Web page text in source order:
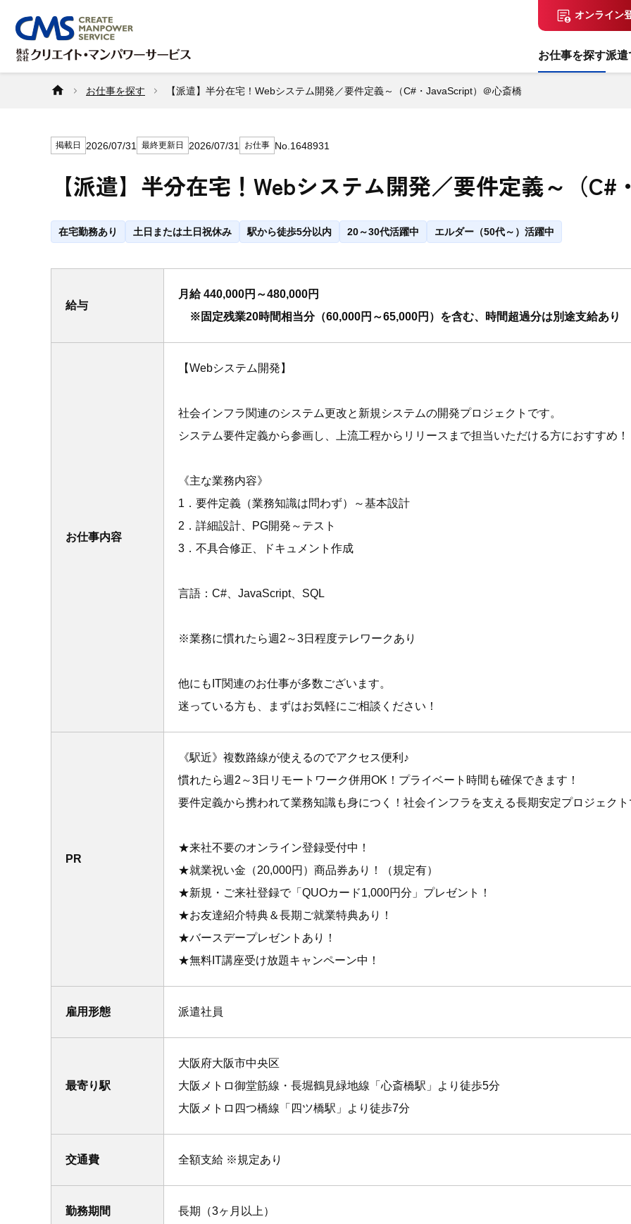
オンライン
お仕事を探す派遣
お仕事を探す 【派遣】半分在宅！Webシステム開発／要件定義～（C#・JavaScript）＠心斎橋
掲載日 2026/07/31 最終更新日 2026/07/31 お仕事 No.1648931
【派遣】半分在宅！Webシステム開発／要件定義～（
在宅勤務あり 土日または土日祝休み 駅から徒歩5分以内 20～30代活躍中 エルダー（50代～）活躍中
給与
月給 440,000円～480,000円
※固定残業20時間相当分（60,000円～65,000円）を含む、時間超過分は別途支給あり
お仕事内容
【Webシステム開発】
社会インフラ関連のシステム更改と新規システムの開発プロジェクトです。
システム要件定義から参画し、上流工程からリリースまで担当いただける方におすすめ！
《主な業務内容》
1．要件定義（業務知識は問わず）～基本設計
2．詳細設計、PG開発～テスト
3．不具合修正、ドキュメント作成
言語：C#、JavaScript、SQL
※業務に慣れたら週2～3日程度テレワークあり
他にもIT関連のお仕事が多数ございます。
迷っている方も、まずはお気軽にご相談ください！
PR
《駅近》複数路線が使えるのでアクセス便利♪
慣れたら週2～3日リモートワーク併用OK！プライベート時間も確保できます！
要件定義から携われて業務知識も身につく！社会インフラを支える長期安定プロジェク
★来社不要のオンライン登録受付中！
★就業祝い金（20,000円）商品券あり！（規定有）
★新規・ご来社登録で「QUOカード1,000円分」プレゼント！
★お友達紹介特典＆長期ご就業特典あり！
★バースデープレゼントあり！
★無料IT講座受け放題キャンペーン中！
雇用形態 派遣社員
最寄り駅
大阪府大阪市中央区
大阪メトロ御堂筋線・長堀鶴見緑地線「心斎橋駅」より徒歩5分
大阪メトロ四つ橋線「四ツ橋駅」より徒歩7分
交通費 全額支給 ※規定あり
勤務期間 長期（3ヶ月以上）